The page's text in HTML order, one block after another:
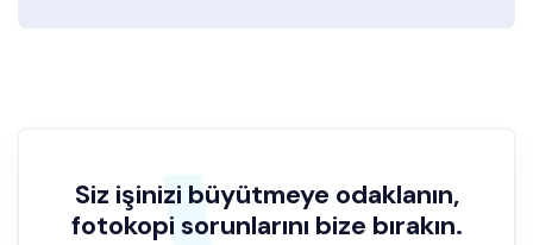
Siz işinizi büyütmeye odaklanın,
fotokopi sorunlarını bize bırakın.